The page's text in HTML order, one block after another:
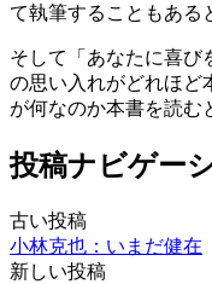
て執筆することもある
そして「あなたに喜び
の思い入れがどれほど
が何なのか本書を読む
投稿ナビゲー
古い投稿
小林克也：いまだ健在
新しい投稿